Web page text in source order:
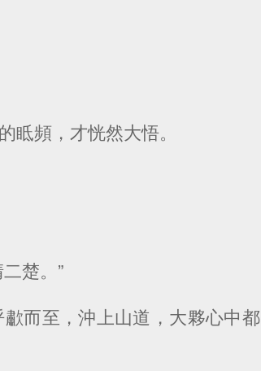
頻，才恍然大悟。
楚。”
而至，沖上山道，大夥心中都